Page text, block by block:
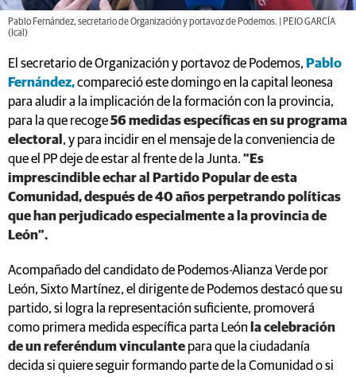
Pablo Fernández, secretario de Organización y portavoz de Podemos. | PEIO GARCÍA
(Ical)
El secretario de Organización y portavoz de Podemos, Pablo
Fernández,compareció este domingo en la capital leonesa
para aludir a la implicación de la formación con la provincia,
para la que recoge56 medidas específicas en su programa
electoral , y para incidir en el mensaje de la conveniencia de
que el PP deje de estar al frente de la Junta. “Es
imprescindible echar al Partido Popular de esta
Comunidad, después de 40 años perpetrando políticas
que han perjudicado especialmente a la provincia de
León”.
Acompañado del candidato de Podemos-Alianza Verde por
León, Sixto Martínez, el dirigente de Podemos destacó que su
partido, si logra la representación suficiente, promoverá
como primera medida específica parta León la celebración
de un referéndum vinculante para que la ciudadanía
decida si quiere seguir formando parte de la Comunidad o si